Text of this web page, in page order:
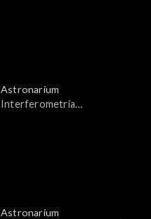
Astronarium
Interferometria
Astronarium